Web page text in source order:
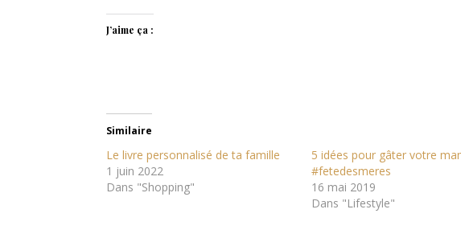
J’aime ça :
Similaire
Le livre personnalisé de ta famille
1 juin 2022
Dans "Shopping"
5 idées pour gâter votre
#fetedesmeres
16 mai 2019
Dans "Lifestyle"